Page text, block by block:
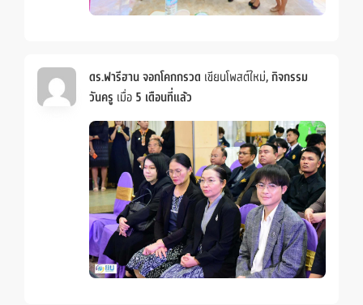
ดร.ฟารีฮาน จอกโคกกรวด เขียนโพสต์ใหม่,กิจกรรม
วันครู เมื่อ 5 เดือนที่แล้ว